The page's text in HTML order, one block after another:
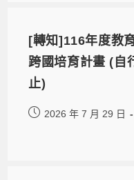
[轉知]116年度教
跨國培育計畫 (自
止)
2026 年 7 月 29 日